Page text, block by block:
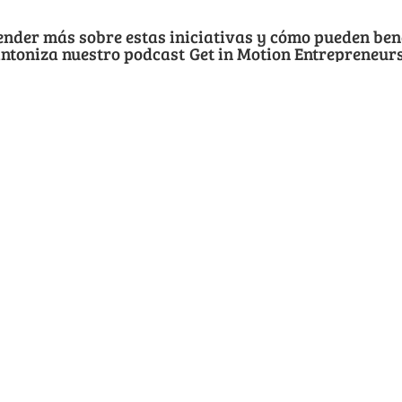
más sobre estas iniciativas y cómo pueden
nuestro podcast Get in Motion Entrepreneurs